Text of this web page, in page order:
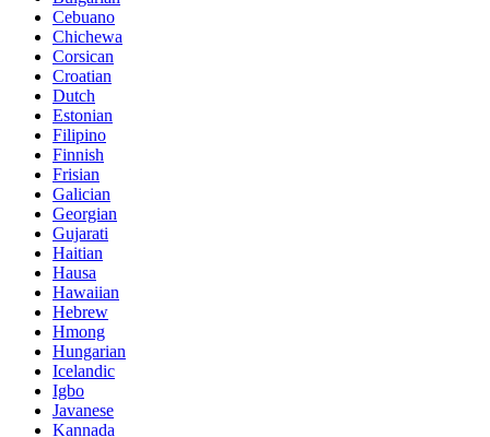
Cebuano
Chichewa
Corsican
Croatian
Dutch
Estonian
Filipino
Finnish
Frisian
Galician
Georgian
Gujarati
Haitian
Hausa
Hawaiian
Hebrew
Hmong
Hungarian
Icelandic
Igbo
Javanese
Kannada